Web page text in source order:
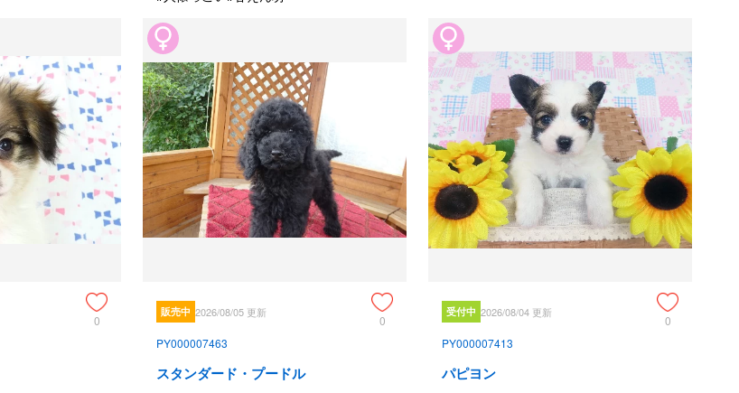
0
販売中 2026/08/05 更新
0
PY000007463
スタンダード・プードル
受付中 2026/08/04 更新
0
PY000007413
パピヨン